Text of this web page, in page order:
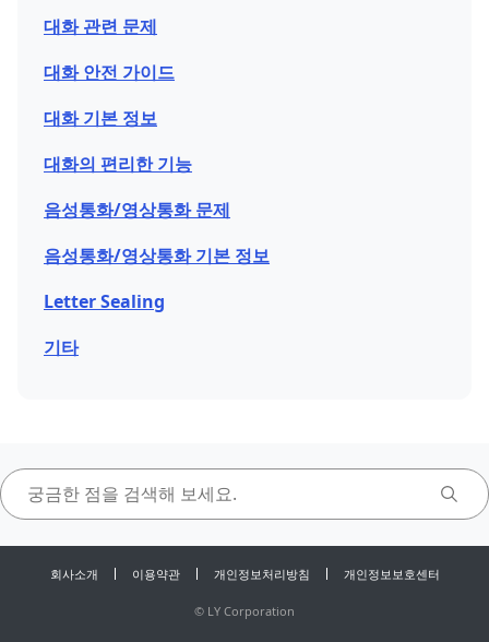
대화 관련 문제
대화 안전 가이드
대화 기본 정보
대화의 편리한 기능
음성통화/영상통화 문제
음성통화/영상통화 기본 정보
Letter Sealing
기타
회사소개 이용약관 개인정보처리방침 개인정보보호센터
© LY Corporation